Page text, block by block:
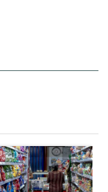
qué
artículo de tendencia con